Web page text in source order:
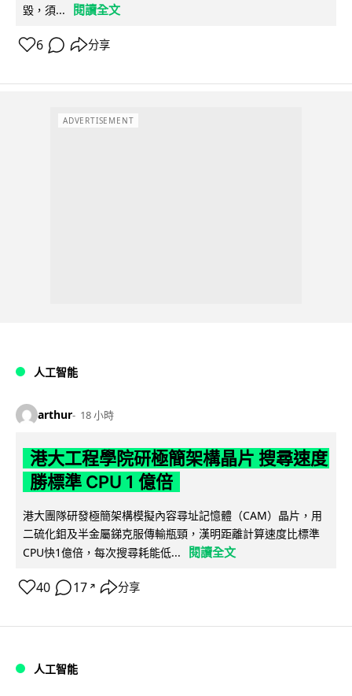
毀，須...
閱讀全文
6 分享
ADVERTISEMENT
人工智能
arthur 18 小時
港大工程學院研極簡架構晶片 搜尋速度
勝標準 CPU 1 億倍
港大團隊研發極簡架構模擬內容尋址記憶體（CAM）晶片，用
二硫化鉬及半金屬銻克服傳輸瓶頸，漢明距離計算速度比標準
CPU快1億倍，每次搜尋耗能低...
閱讀全文
40 17 ↗ 分享
人工智能